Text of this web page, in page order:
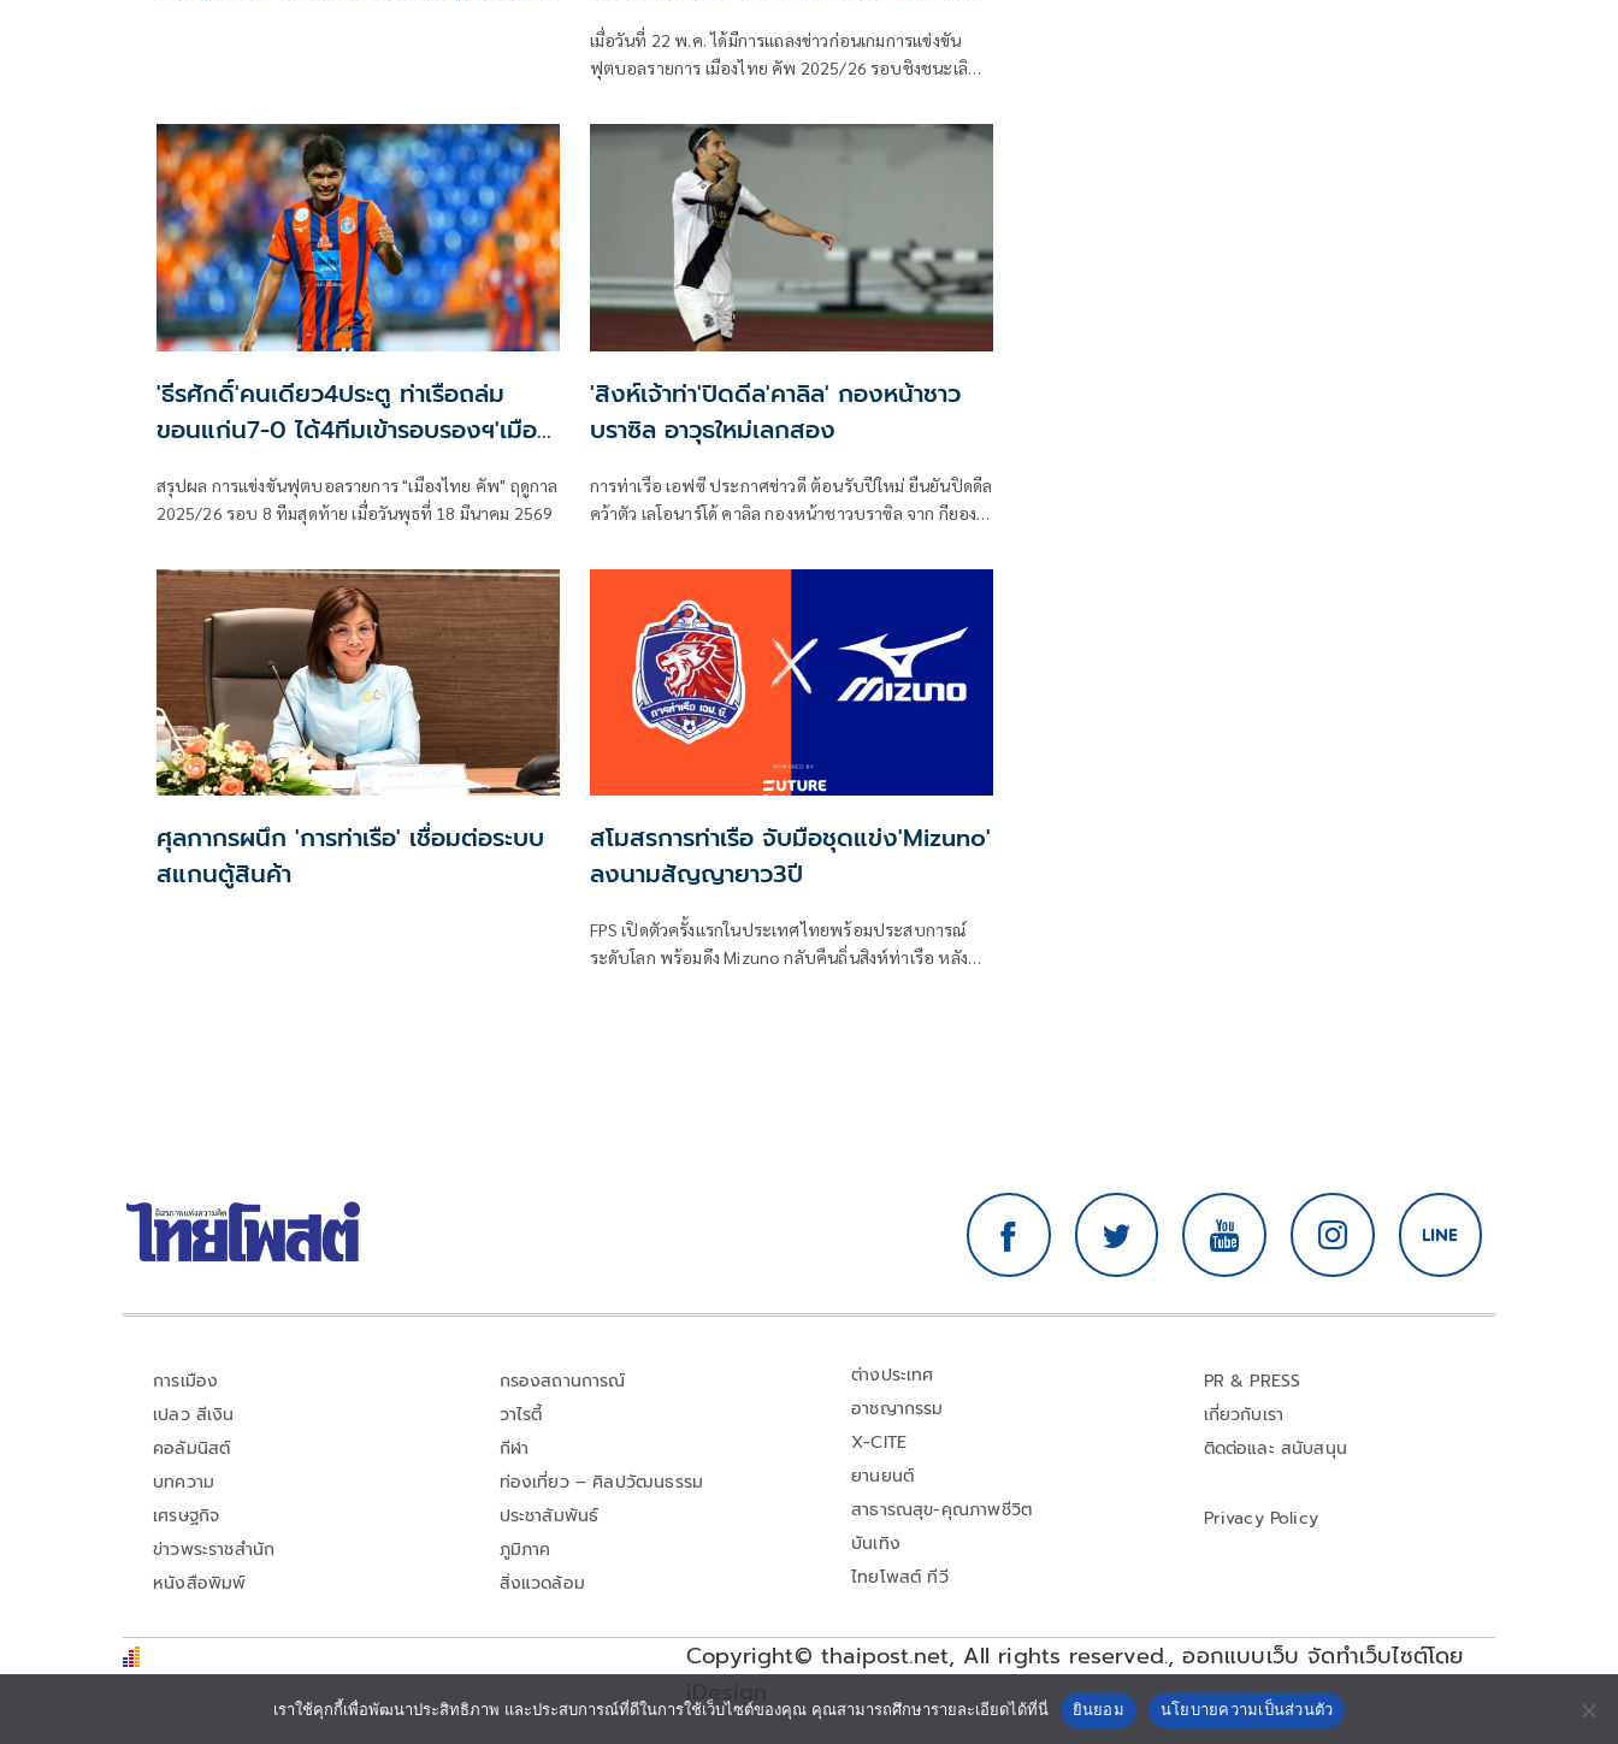
เมื่อวันที่ 22 พ.ค. ได้มีการแถลงข่าวก่อนเกมการแข่งขัน
ฟุตบอลรายการ เมืองไทย คัพ 2025/26 รอบชิงชนะเลิศ
งานแถลงข่าวได้รับเกียรติจาก วลาดิเมียร์ วูโยวิช หัวหน้าผู้
ฝึกสอน และ พาตริก กุสตาฟส์สัน นักกีฬา จากสโมสรบีจี
ปทุม ยูไนเต็ด, สระราวุฒิ ตรีพันธ์ หัวหน้าผู้ฝึกสอน และ พี
รดนย์ ฉ่ำรัศมี นักกีฬาจากสโมสร การท่าเรือ เอฟซี ร่วม
แถลงความพร้อมก่อนเกมในครั้งนี้
'ธีรศักดิ์'คนเดียว4ประตู ท่าเรือถล่ม
ขอนแก่น7-0 ได้4ทีมเข้ารอบรองฯ'เมือง
สรุปผล การแข่งขันฟุตบอลรายการ "เมืองไทย คัพ" ฤดูกาล
2025/26 รอบ 8 ทีมสุดท้าย เมื่อวันพุธที่ 18 มีนาคม 2569
'สิงห์เจ้าท่า'ปิดดีล'คาลิล' กองหน้าชาว
บราซิล อาวุธใหม่เลกสอง⁣
การท่าเรือ เอฟซี ประกาศข่าวดี ต้อนรับปีใหม่ ยืนยันปิดดีล
คว้าตัว เลโอนาร์โด้ คาลิล กองหน้าชาวบราซิล จาก กียอง
เลกสอง ฤดูกาล 2025/26 อย่างเป็นทางการ ⁣
ศุลกากรผนึก 'การท่าเรือ' เชื่อมต่อระบบ
สแกนตู้สินค้า
สโมสรการท่าเรือ จับมือชุดแข่ง'Mizuno'
ลงนามสัญญายาว3ปี
FPS เปิดตัวครั้งแรกในประเทศไทยพร้อมประสบการณ์
ระดับโลก พร้อมดึง Mizuno กลับคืนถิ่นสิงห์ท่าเรือ หลัง
การเมือง
เปลว สีเงิน
คอลัมนิสต์
บทความ
เศรษฐกิจ
ข่าวพระราชสำนัก
หนังสือพิมพ์
กรองสถานการณ์
วาไรตี้
กีฬา
ท่องเที่ยว – ศิลปวัฒนธรรม
ประชาสัมพันธ์
ภูมิภาค
สิ่งแวดล้อม
ต่างประเทศ
อาชญากรรม
X-CITE
ยานยนต์
สาธารณสุข-คุณภาพชีวิต
บันเทิง
ไทยโพสต์ ทีวี
PR & PRESS
เกี่ยวกับเรา
ติดต่อและ สนับสนุน
Privacy Policy
Copyright© thaipost.net, All rights reserved.,ออกแบบเว็บ จัดทำเว็บไซต์โดย
iDesign
เราใช้คุกกี้เพื่อพัฒนาประสิทธิภาพ และประสบการณ์ที่ดีในการใช้เว็บไซต์ของคุณ คุณสามารถศึกษารายละเอียดได้ที่นี่ ยินยอม นโยบายความเป็นส่วนตัว